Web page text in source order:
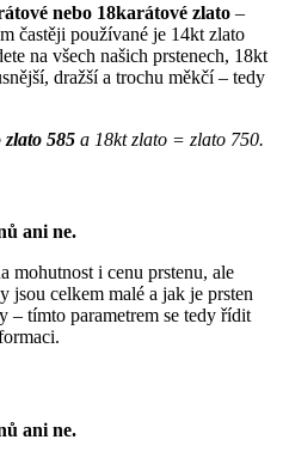
nebo 18karátové zlato –
častěji používané je 14kt zlato
na všech našich prstenech, 18kt
dražší a trochu měkčí – tedy
zlato 585 a 18kt zlato = zlato 750.
ani ne.
mohutnost i cenu prstenu, ale
celkem malé a jak je prsten
– tímto parametrem se tedy řídit
ani ne.